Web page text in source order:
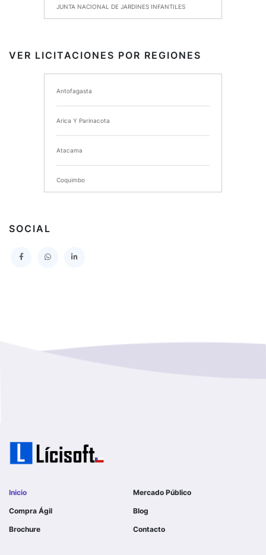
JUNTA NACIONAL DE JARDINES INFANTILES
I MUNICIPALIDAD DE CHIMBARONGO
INSTITUTO NACIONAL DE DEPORTES DE CHILE
SERVICIO DE SALUD DEL MAULE HOSPITAL DE
TALCA
I MUNICIPALIDAD DE PROVIDENCIA
SERVICIO DE SALUD TALCAHUANO HOSPITAL DE
GOBERNACION PROVINCIAL DE TALCA
I MUNICIPALIDAD DE GORBEA
I MUNICIPALIDAD DE NINHUE
VER LICITACIONES POR REGIONES
Antofagasta
Arica Y Parinacota
Atacama
Coquimbo
Region Del Biobio
SOCIAL
Inicio Mercado Público
Compra Ágil Blog
Brochure Contacto